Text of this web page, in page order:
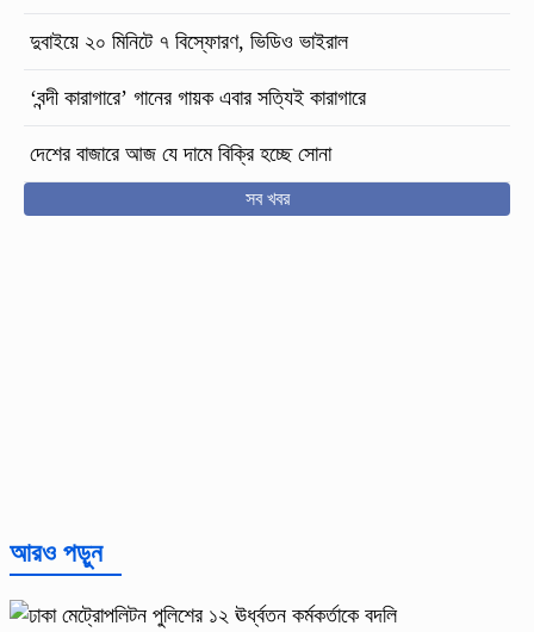
দুবাইয়ে ২০ মিনিটে ৭ বিস্ফোরণ, ভিডিও ভাইরাল
‘বন্দী কারাগারে’ গানের গায়ক এবার সত্যিই কারাগারে
দেশের বাজারে আজ যে দামে বিক্রি হচ্ছে সোনা
সব খবর
আরও পড়ুন